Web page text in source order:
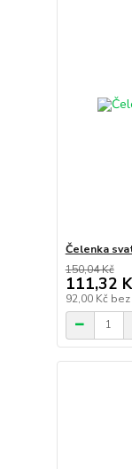
Čelenka
150,04 Kč
111,32
92,00 Kč bez